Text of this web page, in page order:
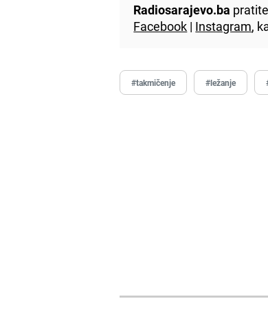
Radiosarajevo.ba
Facebook | Instagram,
#takmičenje #ležanje